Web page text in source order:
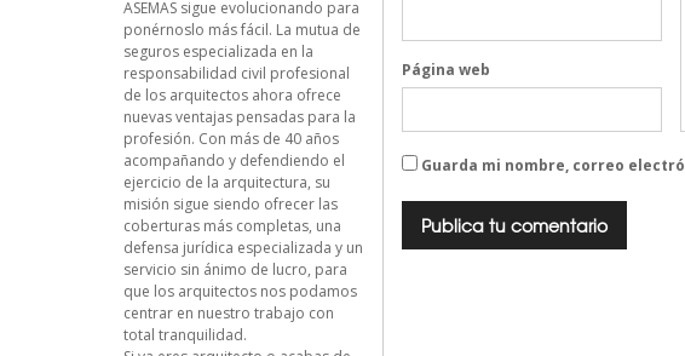
Página web
Guarda mi nombre, correo
ASEMAS sigue evolucionando para
ponérnoslo más fácil. La mutua de
seguros especializada en la
responsabilidad civil profesional
de los arquitectos ahora ofrece
nuevas ventajas pensadas para la
profesión. Con más de 40 años
acompañando y defendiendo el
ejercicio de la arquitectura, su
misión sigue siendo ofrecer las
coberturas más completas, una
defensa jurídica especializada y un
servicio sin ánimo de lucro, para
que los arquitectos nos podamos
centrar en nuestro trabajo con
total tranquilidad.